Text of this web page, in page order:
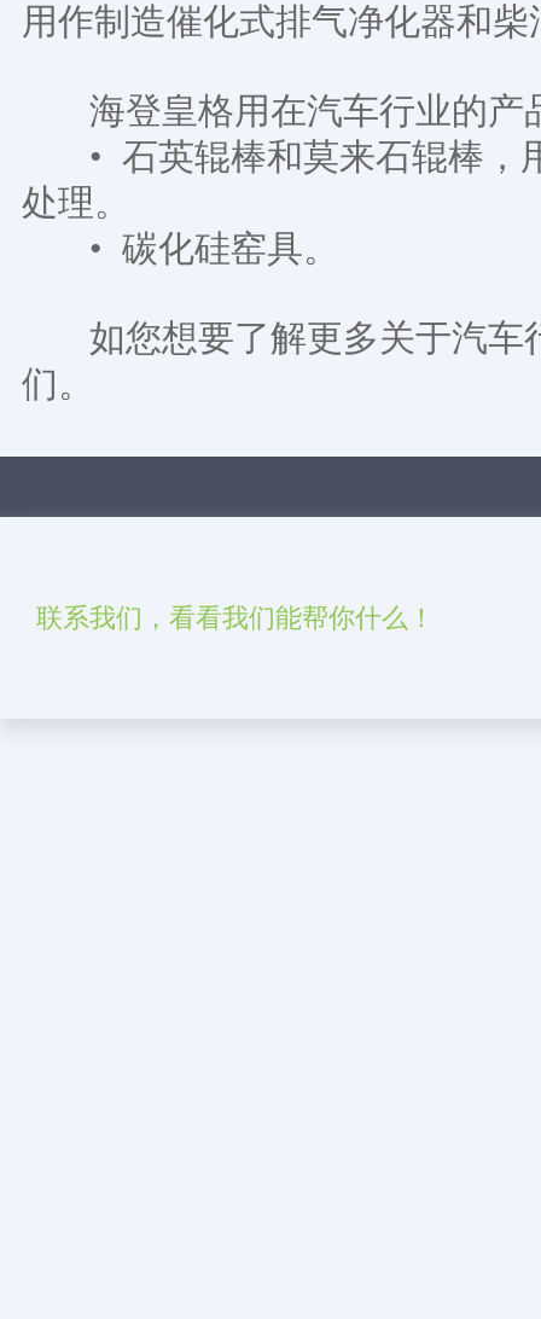
用作制造催化式排气净化器和
海登皇格用在汽车行业的产
• 石英辊棒和莫来石辊棒，
处理。
• 碳化硅窑具。
如您想要了解更多关于汽车
们。
联系我们，看看我们能帮你什么！